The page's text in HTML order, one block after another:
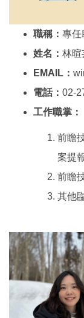
職稱： 專任
姓名： 林暄
EMAIL：
電話： 02-
工作職掌：
前瞻
案提
前瞻
其他